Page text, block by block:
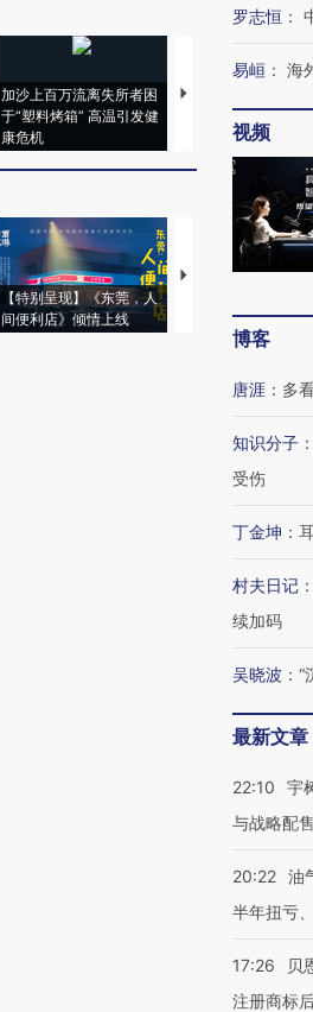
加沙上百万流离失所者困
于“塑料烤箱” 高温引发健
康危机
视线｜HYROX的吸金
术：是什么让中产
心“花钱找虐”？
【特别呈现】《东莞，人
间便利店》倾情上线
【推广】走进第四
罗志恒 ：
易峘 ： 海
视频
博客
唐涯 ： 多
知识分子 ：
受伤
丁金坤 ：
村夫日记 ：
续加码
吴晓波 ： “
最新文章
22:10
宇
与战略配售
20:22 油
半年扭亏
17:26
贝
注册商标